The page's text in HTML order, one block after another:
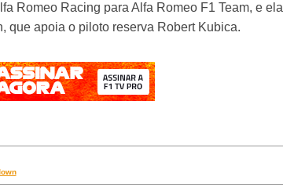
Romeo Racing para Alfa Romeo F1 Team, e ela
que apoia o piloto reserva Robert Kubica.